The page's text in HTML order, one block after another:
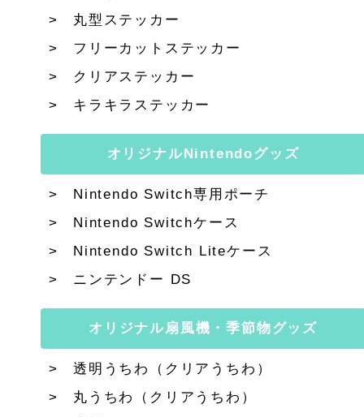
丸型ステッカー
フリーカットステッカー
クリアステッカー
キラキラステッカー
オリジナルNintendoグッズ
Nintendo Switch専用ポーチ
Nintendo Switchケース
Nintendo Switch Liteケース
ニンテンドー DS
オリジナル扇風機・季節物グッズ
透明うちわ（クリアうちわ）
丸うちわ（クリアうちわ）